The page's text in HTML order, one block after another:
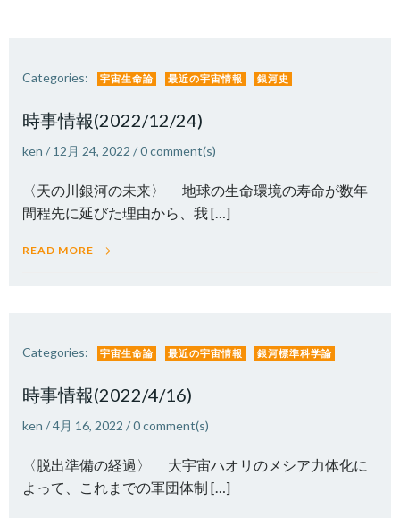
Categories: 宇宙生命論 最近の宇宙情報 銀河史
時事情報(2022/12/24)
ken / 12月 24, 2022 /0comment(s)
〈天の川銀河の未来〉 地球の生命環境の寿命が数年
間程先に延びた理由から、我 […]
READ MORE
Categories: 宇宙生命論 最近の宇宙情報 銀河標準科学論
時事情報(2022/4/16)
ken /4月 16, 2022 /0comment(s)
〈脱出準備の経過〉 大宇宙ハオリのメシア力体化に
よって、これまでの軍団体制 […]